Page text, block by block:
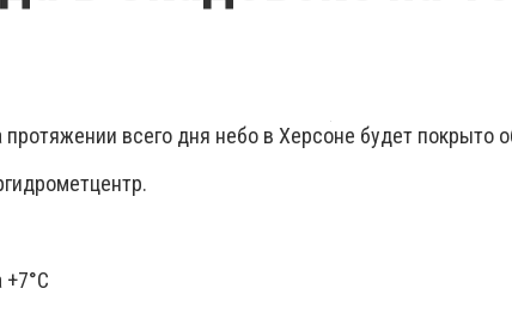
протяжении всего дня небо в Херсоне будет покрыто